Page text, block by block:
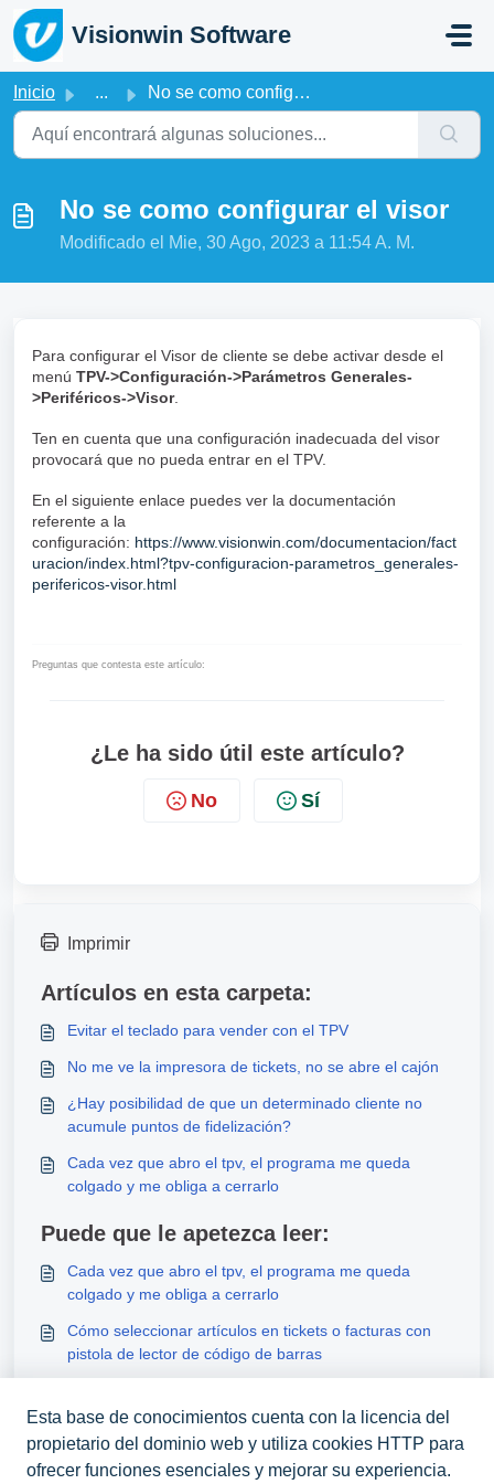
Saltar al contenido principal
Visionwin Software
Inicio ... No se como configurar el visor
No se como configurar el visor
Modificado el Mie, 30 Ago, 2023 a 11:54 A. M.
Para configurar el Visor de cliente se debe activar desde el
menú TPV->Configuración->Parámetros Generales-
>Periféricos->Visor.
Ten en cuenta que una configuración inadecuada del visor
provocará que no pueda entrar en el TPV.
En el siguiente enlace puedes ver la documentación
referente a la
configuración: https://www.visionwin.com/documentacion/fact
uracion/index.html?tpv-configuracion-parametros_generales-
perifericos-visor.html
Preguntas que contesta este artículo:
¿Le ha sido útil este artículo?
No Sí
Imprimir
Artículos en esta carpeta:
Evitar el teclado para vender con el TPV
No me ve la impresora de tickets, no se abre el cajón
¿Hay posibilidad de que un determinado cliente no
acumule puntos de fidelización?
Cada vez que abro el tpv, el programa me queda
colgado y me obliga a cerrarlo
Puede que le apetezca leer:
Cada vez que abro el tpv, el programa me queda
colgado y me obliga a cerrarlo
Cómo seleccionar artículos en tickets o facturas con
pistola de lector de código de barras
Comandero en TPV
Esta base de conocimientos cuenta con la licencia del
propietario del dominio web y utiliza cookies HTTP para
ofrecer funciones esenciales y mejorar su experiencia.